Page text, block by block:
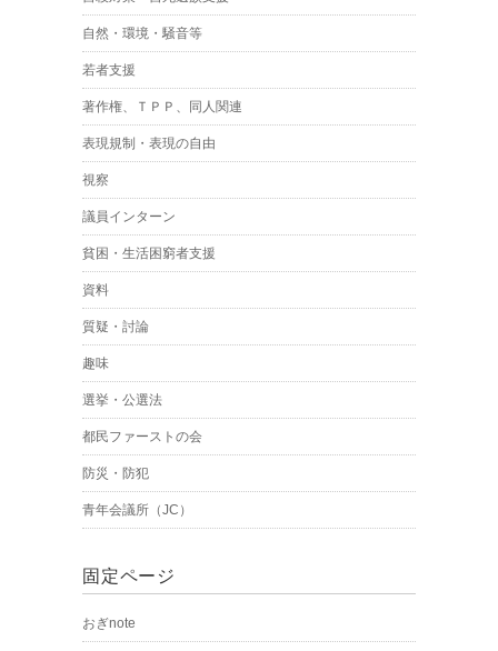
自然・環境・騒音等
若者支援
著作権、ＴＰＰ、同人関連
表現規制・表現の自由
視察
議員インターン
貧困・生活困窮者支援
資料
質疑・討論
趣味
選挙・公選法
都民ファーストの会
防災・防犯
青年会議所（JC）
固定ページ
おぎnote